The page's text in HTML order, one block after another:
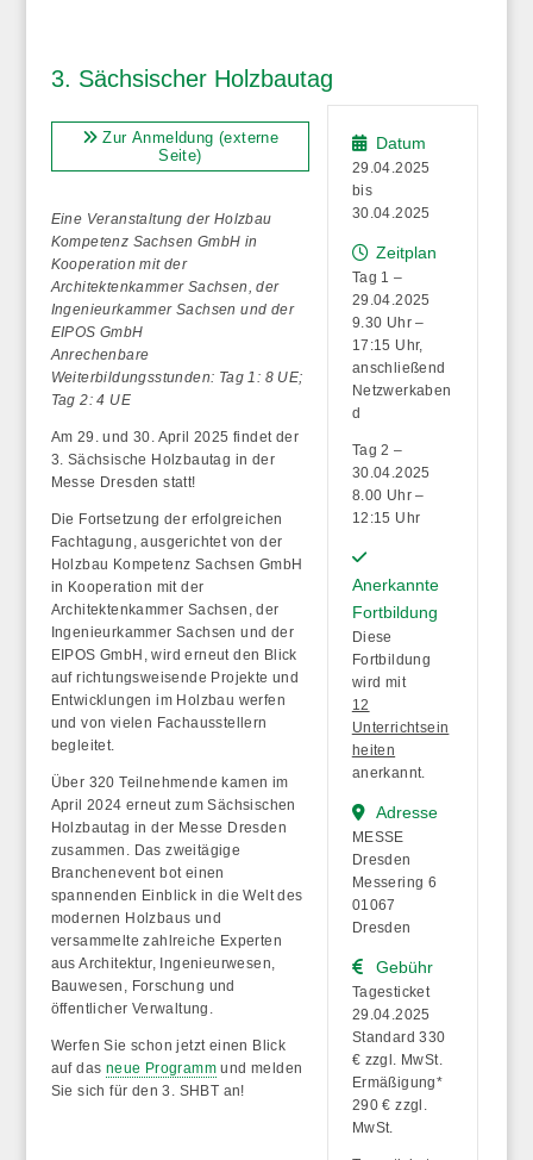
3. Sächsischer Holzbautag
Zur Anmeldung (externe
Seite)
Eine Veranstaltung der Holzbau
Kompetenz Sachsen GmbH in
Kooperation mit der
Architektenkammer Sachsen, der
Ingenieurkammer Sachsen und der
EIPOS GmbH
Anrechenbare
Weiterbildungsstunden: Tag 1: 8 UE;
Tag 2: 4 UE
Am 29. und 30. April 2025 findet der
3. Sächsische Holzbautag in der
Messe Dresden statt!
Die Fortsetzung der erfolgreichen
Fachtagung, ausgerichtet von der
Holzbau Kompetenz Sachsen GmbH
in Kooperation mit der
Architektenkammer Sachsen, der
Ingenieurkammer Sachsen und der
EIPOS GmbH, wird erneut den Blick
auf richtungsweisende Projekte und
Entwicklungen im Holzbau werfen
und von vielen Fachausstellern
begleitet.
Über 320 Teilnehmende kamen im
April 2024 erneut zum Sächsischen
Holzbautag in der Messe Dresden
zusammen. Das zweitägige
Branchenevent bot einen
spannenden Einblick in die Welt des
modernen Holzbaus und
versammelte zahlreiche Experten
aus Architektur, Ingenieurwesen,
Bauwesen, Forschung und
öffentlicher Verwaltung.
Werfen Sie schon jetzt einen Blick
auf das neue Programmund melden
Sie sich für den 3. SHBT an!
Datum
29.04.2025
bis
30.04.2025
Zeitplan
Tag 1 –
29.04.2025
9.30 Uhr –
17:15 Uhr,
anschließend
Netzwerkaben
d
Tag 2 –
30.04.2025
8.00 Uhr –
12:15 Uhr
Anerkannte
Fortbildung
Diese
Fortbildung
wird mit
12
Unterrichtsein
heiten
anerkannt.
Adresse
MESSE
Dresden
Messering 6
01067
Dresden
Gebühr
Tagesticket
29.04.2025
Standard 330
€ zzgl. MwSt.
Ermäßigung*
290 € zzgl.
MwSt.